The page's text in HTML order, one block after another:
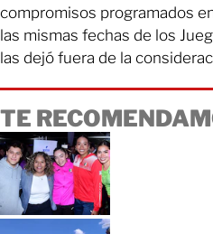
compromisos programados
las mismas fechas de los
las dejó fuera de la
TE